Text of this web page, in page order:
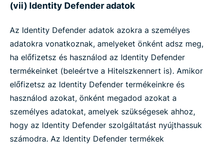
(vii) Identity Defender adatok
Az Identity Defender adatok azokra a személyes
adatokra vonatkoznak, amelyeket önként adsz meg,
ha előfizetsz és használod az Identity Defender
termékeinket (beleértve a Hitelszkennert is). Amikor
előfizetsz az Identity Defender termékeinkre és
használod azokat, önként megadod azokat a
személyes adatokat, amelyek szükségesek ahhoz,
hogy az Identity Defender szolgáltatást nyújthassuk
számodra. Az Identity Defender termékek